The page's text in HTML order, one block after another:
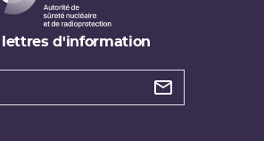
lettres d'information